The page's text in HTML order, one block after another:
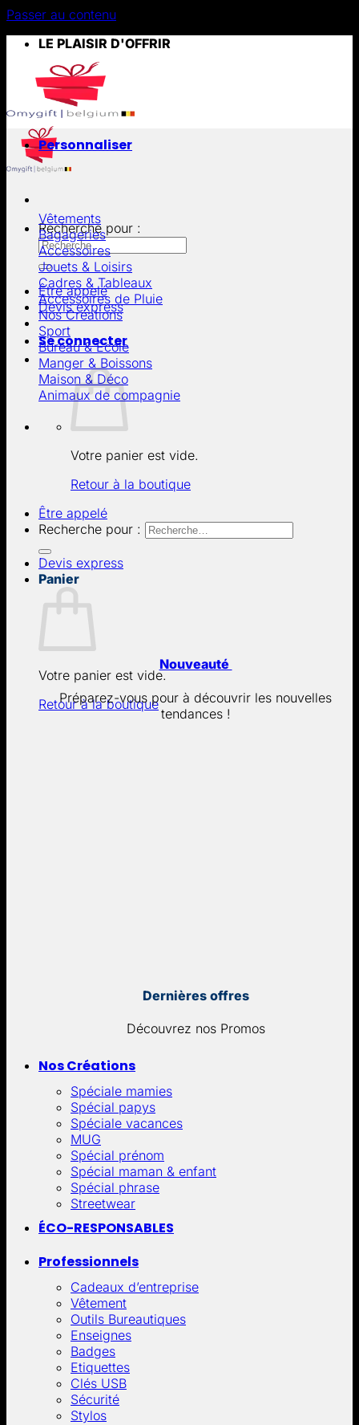
Passer au contenu
LE PLAISIR D'OFFRIR
Recherche pour :
Être appelé
Devis express
Se connecter
Votre panier est vide.
Retour à la boutique
Être appelé
Recherche pour :
Devis express
Panier
Votre panier est vide.
Retour à la boutique
Personnaliser
Vêtements
Bagageries
Accessoires
Jouets & Loisirs
Cadres & Tableaux
Accessoires de Pluie
Nos Créations
Sport
Bureau & École
Manger & Boissons
Maison & Déco
Animaux de compagnie
Nouveauté
Préparez-vous pour à découvrir les nouvelles
tendances !
Dernières offres
Découvrez nos Promos
Nos Créations
Spéciale mamies
Spécial papys
Spéciale vacances
MUG
Spécial prénom
Spécial maman & enfant
Spécial phrase
Streetwear
ÉCO-RESPONSABLES
Professionnels
Cadeaux d’entreprise
Vêtement
Outils Bureautiques
Enseignes
Badges
Etiquettes
Clés USB
Sécurité
Stylos